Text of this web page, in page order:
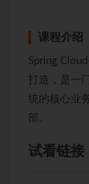
课程介绍
Spring
打造，是一
统的核心业
部。
试看链接